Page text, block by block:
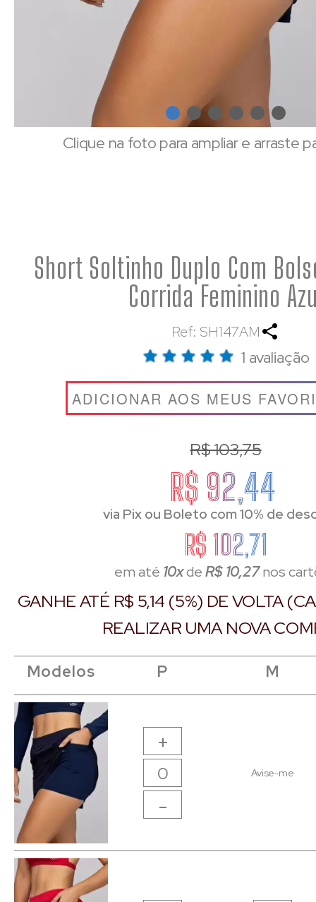
Clique na foto para ampliar e arraste
Short Soltinho Duplo Com
Corrida Feminino
Ref: SH147AM
1 avaliação
ADICIONAR AOS MEUS
R$ 103,75
R$ 92,44
via Pix ou Boleto com 10% de
R$ 102,71
em até 10xdeR$ 10,27nos
GANHE ATÉ R$ 5,14 (5%) DE VOLTA
REALIZAR UMA NOVA
Modelos P M
+
-
Avise-me
Modelos
Modelos
Modelos P M